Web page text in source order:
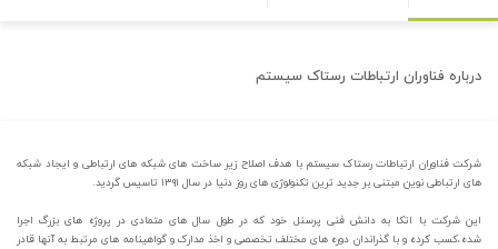
درباره فناوران ارتباطات رستاک سیستم
شرکت فناوران ارتباطات رستاک سیستم با هدف اصلاح زیر ساخت های شبکه های ارتباطی و ایجاد شبکه
های ارتباطی نوین مبتنی بر جدید ترین تکنولوژی های روز دنیا در سال ۱۳۹۱ تاسیس گردید.
این شرکت با اتکا به دانش فنی پرسنل خود که در طول سال های متمادی در پروژه های بزرگ اجرا
شده،کسب کرده و با گذراندان دوره های مختلف تخصصی و اخذ مدارک و گواهینامه های مرتبط به آنها قادر